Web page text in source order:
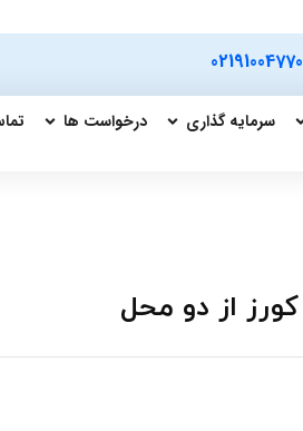
02191004770
سرمایه گذاری درخواست ها